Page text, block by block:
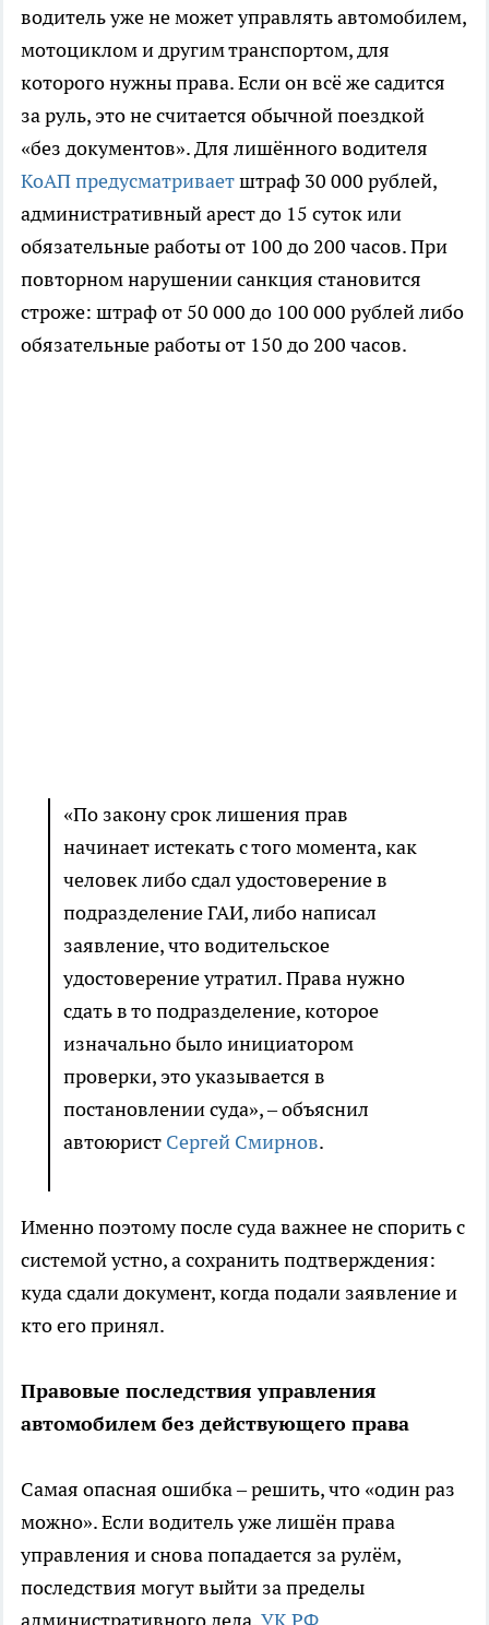
водитель уже не может управлять автомобилем,
мотоциклом и другим транспортом, для
которого нужны права. Если он всё же садится
за руль, это не считается обычной поездкой
«без документов». Для лишённого водителя
КоАП предусматриваетштраф 30 000 рублей,
административный арест до 15 суток или
обязательные работы от 100 до 200 часов. При
повторном нарушении санкция становится
строже: штраф от 50 000 до 100 000 рублей либо
обязательные работы от 150 до 200 часов.
«По закону срок лишения прав
начинает истекать с того момента, как
человек либо сдал удостоверение в
подразделение ГАИ, либо написал
заявление, что водительское
удостоверение утратил. Права нужно
сдать в то подразделение, которое
изначально было инициатором
проверки, это указывается в
постановлении суда», – объяснил
автоюрист Сергей Смирнов.
Именно поэтому после суда важнее не спорить с
системой устно, а сохранить подтверждения:
куда сдали документ, когда подали заявление и
кто его принял.
Правовые последствия управления
автомобилем без действующего права
Самая опасная ошибка – решить, что «один раз
можно». Если водитель уже лишён права
управления и снова попадается за рулём,
последствия могут выйти за пределы